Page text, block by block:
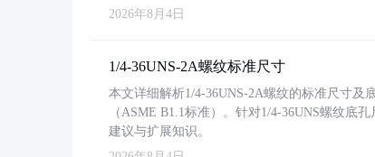
2026年8月4日
1/4-36UNS-2A螺纹标准尺寸
本文详细解析1/4-36UNS-2A螺纹的标准尺寸
（ASME B1.1标准）。针对1/4-36UNS螺纹底
建议与扩展知识。